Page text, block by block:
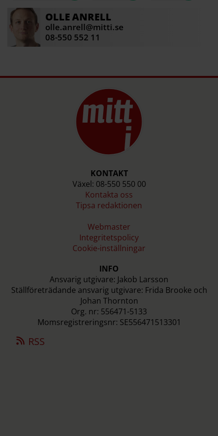
OLLEANRELL
olle.anrell@mitti.se
08-550 552 11
KONTAKT
Växel: 08-550 550 00
Kontakta oss
Tipsa redaktionen
Webmaster
Integritetspolicy
Cookie-inställningar
INFO
Ansvarig utgivare: Jakob Larsson
Ställföreträdande ansvarig utgivare: Frida Brooke och
Johan Thornton
Org. nr: 556471-5133
Momsregistreringsnr: SE556471513301
RSS